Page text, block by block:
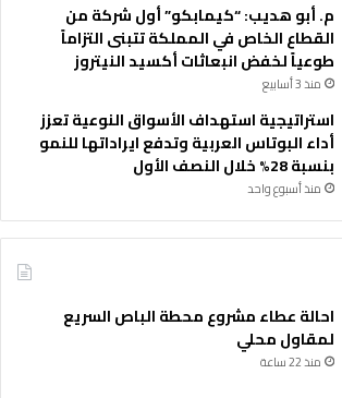
م. أبو هديب: “كيمابكو” أول شركة من
القطاع الخاص في المملكة تتبنى التزاماً
طوعياً لخفض انبعاثات أكسيد النيتروز
منذ 3 أسابيع
استراتيجية استهداف الأسواق النوعية تعزز
أداء البوتاس العربية وتدفع ايراداتها للنمو
بنسبة 28% خلال النصف الأول
منذ أسبوع واحد
احالة عطاء مشروع محطة الباص السريع
لمقاول محلي
منذ 22 ساعة